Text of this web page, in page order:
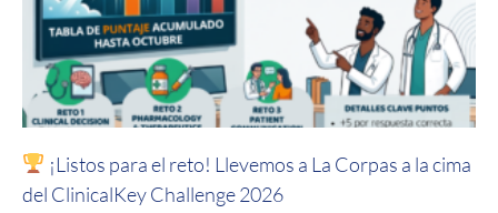
¡Listos para el reto! Llevemos a La Corpas a la cima
del ClinicalKey Challenge 2026